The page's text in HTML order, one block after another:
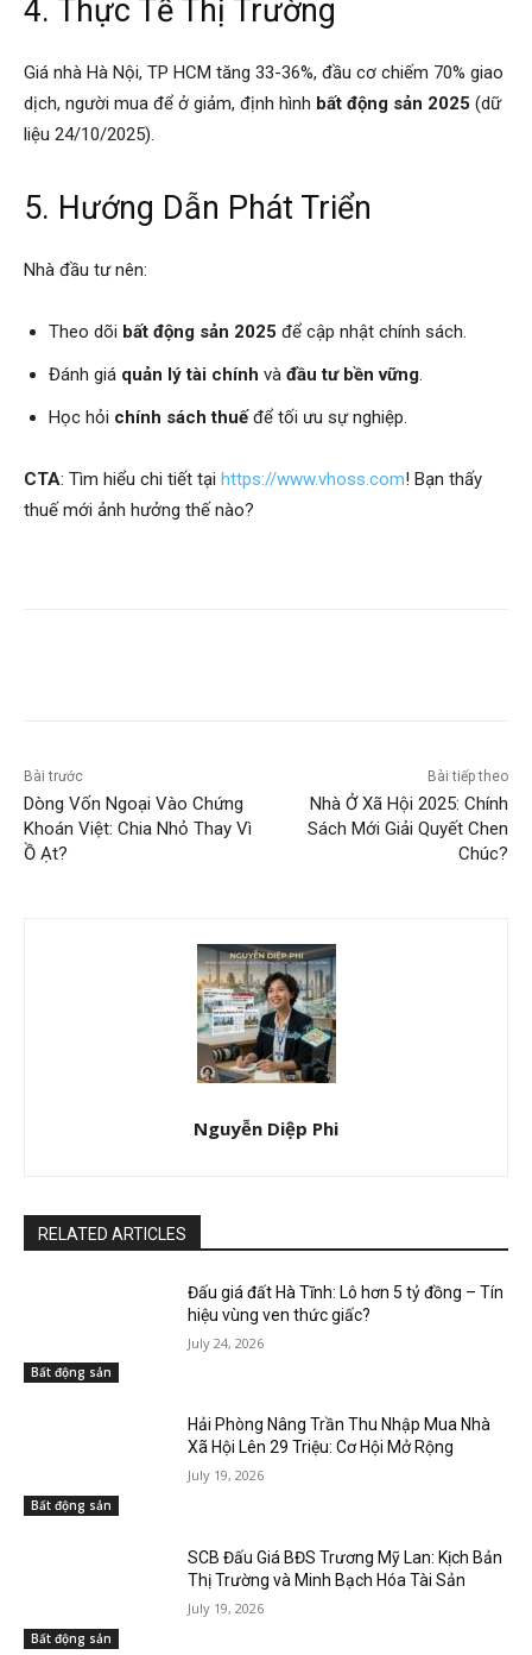
4. Thực Tế Thị Trường
Giá nhà Hà Nội, TP HCM tăng 33-36%, đầu cơ chiếm 70% giao
dịch, người mua để ở giảm, định hình bất động sản 2025 (dữ
liệu 24/10/2025).
5. Hướng Dẫn Phát Triển
Nhà đầu tư nên:
Theo dõi bất động sản 2025 để cập nhật chính sách.
Đánh giá quản lý tài chính và đầu tư bền vững.
Học hỏi chính sách thuếđể tối ưu sự nghiệp.
CTA: Tìm hiểu chi tiết tại https://www.vhoss.com! Bạn thấy
thuế mới ảnh hưởng thế nào?
Bài trước
Dòng Vốn Ngoại Vào Chứng
Khoán Việt: Chia Nhỏ Thay Vì
Ồ Ạt?
Bài tiếp theo
Nhà Ở Xã Hội 2025: Chính
Sách Mới Giải Quyết Chen
Chúc?
Nguyễn Diệp Phi
RELATED ARTICLES
Bất động sản
Đấu giá đất Hà Tĩnh: Lô hơn 5 tỷ đồng – Tín
hiệu vùng ven thức giấc?
July 24, 2026
Bất động sản
Hải Phòng Nâng Trần Thu Nhập Mua Nhà
Xã Hội Lên 29 Triệu: Cơ Hội Mở Rộng
July 19, 2026
Bất động sản
SCB Đấu Giá BĐS Trương Mỹ Lan: Kịch Bản
Thị Trường và Minh Bạch Hóa Tài Sản
July 19, 2026